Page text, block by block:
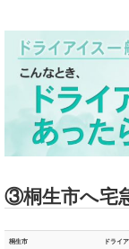
③桐生市へ宅
桐生市 ドライ